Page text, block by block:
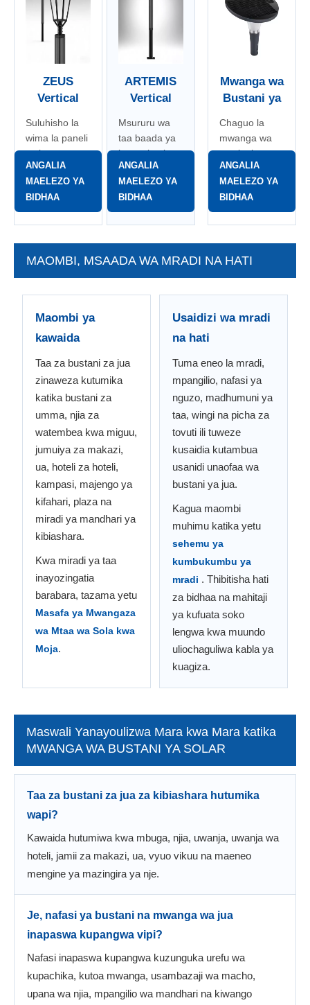
ZEUS
Vertical
Garden
Mwanga
Suluhisho la
wima la paneli
ya jua ya
bustani-pole
kwa miradi ya
mazingira
inayohitaji
tofauti wa
usanifu wa
ANGALIA
MAELEZO YA
BIDHAA
ARTEMIS
Vertical
Garden
Mwanga
Msururu wa
taa baada ya
juu ya jua kwa
njia, plaza,
maeneo ya
umma yenye
mandhari
maendeleo ya
nje ya
ANGALIA
MAELEZO YA
BIDHAA
Mwanga wa
Bustani ya
Athena
Chaguo la
mwanga wa
mazingira ya
jua kwa
maeneo ya
watembea
kwa miguu,
bustani na
nafasi za nje
starehe.
ANGALIA
MAELEZO YA
BIDHAA
MAOMBI, MSAADA WA MRADI NA HATI
Maombi ya
kawaida
Taa za bustani za jua
zinaweza kutumika
katika bustani za
umma, njia za
watembea kwa miguu,
jumuiya za makazi,
ua, hoteli za hoteli,
kampasi, majengo ya
kifahari, plaza na
miradi ya mandhari ya
kibiashara.
Kwa miradi ya taa
inayozingatia
barabara, tazama yetu
Masafa ya Mwangaza
wa Mtaa wa Sola kwa
Moja.
Usaidizi wa mradi
na hati
Tuma eneo la mradi,
mpangilio, nafasi ya
nguzo, madhumuni ya
taa, wingi na picha za
tovuti ili tuweze
kusaidia kutambua
usanidi unaofaa wa
bustani ya jua.
Kagua maombi
muhimu katika yetu
sehemu ya
kumbukumbu ya
mradi . Thibitisha hati
za bidhaa na mahitaji
ya kufuata soko
lengwa kwa muundo
uliochaguliwa kabla ya
kuagiza.
Maswali Yanayoulizwa Mara kwa Mara katika
MWANGA WA BUSTANI YA SOLAR
Taa za bustani za jua za kibiashara hutumika
wapi?
Kawaida hutumiwa kwa mbuga, njia, uwanja, uwanja wa
hoteli, jamii za makazi, ua, vyuo vikuu na maeneo
mengine ya mazingira ya nje.
Je, nafasi ya bustani na mwanga wa jua
inapaswa kupangwa vipi?
Nafasi inapaswa kupangwa kuzunguka urefu wa
kupachika, kutoa mwanga, usambazaji wa macho,
upana wa njia, mpangilio wa mandhari na kiwango